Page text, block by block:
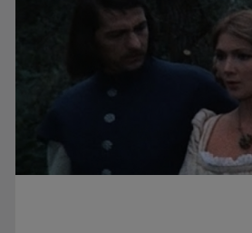
„Roma, oraș deschis”